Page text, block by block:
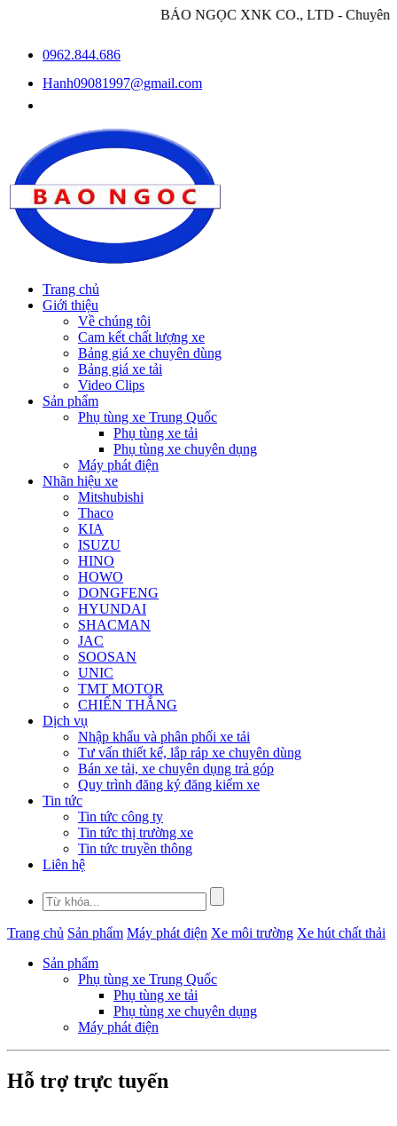
BẢO NGỌC XNK CO., LTD - Chuyên nhập khẩu
0962.844.686
Hanh09081997@gmail.com
Trang chủ
Giới thiệu
Về chúng tôi
Cam kết chất lượng xe
Bảng giá xe chuyên dùng
Bảng giá xe tải
Video Clips
Sản phẩm
Phụ tùng xe Trung Quốc
Phụ tùng xe tải
Phụ tùng xe chuyên dụng
Máy phát điện
Nhãn hiệu xe
Mitshubishi
Thaco
KIA
ISUZU
HINO
HOWO
DONGFENG
HYUNDAI
SHACMAN
JAC
SOOSAN
UNIC
TMT MOTOR
CHIẾN THẮNG
Dịch vụ
Nhập khẩu và phân phối xe tải
Tư vấn thiết kế, lắp ráp xe chuyên dùng
Bán xe tải, xe chuyên dụng trả góp
Quy trình đăng ký đăng kiểm xe
Tin tức
Tin tức công ty
Tin tức thị trường xe
Tin tức truyền thông
Liên hệ
Trang chủ Sản phẩm Máy phát điện Xe môi trường Xe hút chất thải
Sản phẩm
Phụ tùng xe Trung Quốc
Phụ tùng xe tải
Phụ tùng xe chuyên dụng
Máy phát điện
Hỗ trợ trực tuyến